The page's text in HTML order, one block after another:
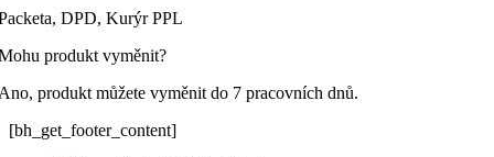
DPD, Kurýr PPL
produkt vyměnit?
produkt můžete vyměnit do 7 pracovních dnů.
[bh_get_footer_content]